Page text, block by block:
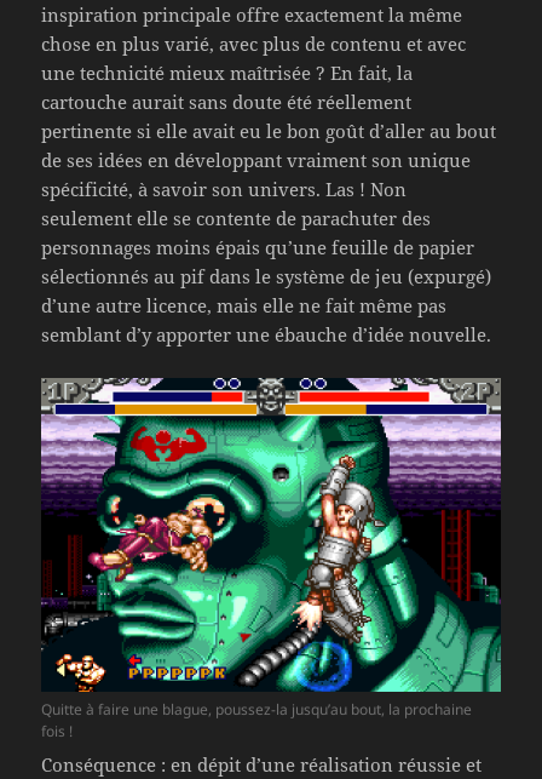
inspiration principale offre exactement la même
chose en plus varié, avec plus de contenu et avec
une technicité mieux maîtrisée ? En fait, la
cartouche aurait sans doute été réellement
pertinente si elle avait eu le bon goût d’aller au bout
de ses idées en développant vraiment son unique
spécificité, à savoir son univers. Las ! Non
seulement elle se contente de parachuter des
personnages moins épais qu’une feuille de papier
sélectionnés au pif dans le système de jeu (expurgé)
d’une autre licence, mais elle ne fait même pas
semblant d’y apporter une ébauche d’idée nouvelle.
Quitte à faire une blague, poussez-la jusqu’au bout, la prochaine
fois !
Conséquence : en dépit d’une réalisation réussie et